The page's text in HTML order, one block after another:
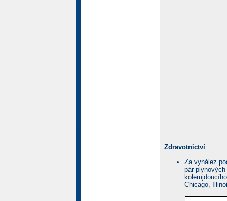
Zdravotnictví
Za vynález
pár
Chicago,